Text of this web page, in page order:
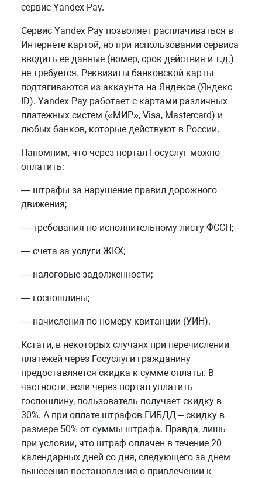
сервис Yandex Pay.
Сервис Yandex Pay позволяет расплачиваться в
Интернете картой, но при использовании сервиса
вводить ее данные (номер, срок действия и т.д.)
не требуется. Реквизиты банковской карты
подтягиваются из аккаунта на Яндексе (Яндекс
ID). Yandex Pay работает с картами различных
платежных систем («МИР», Visa, Mastercard) и
любых банков, которые действуют в России.
Напомним, что через портал Госуслуг можно
оплатить:
— штрафы за нарушение правил дорожного
движения;
— требования по исполнительному листу ФССП;
— счета за услуги ЖКХ;
— налоговые задолженности;
— госпошлины;
— начисления по номеру квитанции (УИН).
Кстати, в некоторых случаях при перечислении
платежей через Госуслуги гражданину
предоставляется скидка к сумме оплаты. В
частности, если через портал уплатить
госпошлину, пользователь получает скидку в
30%. А при оплате штрафов ГИБДД – скидку в
размере 50% от суммы штрафа. Правда, лишь
при условии, что штраф оплачен в течение 20
календарных дней со дня, следующего за днем
вынесения постановления о привлечении к